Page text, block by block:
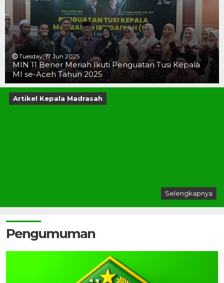
Tuesday, 17 Jun 2025
MIN 11 Bener Meriah Ikuti Penguatan Tusi Kepala
MI se-Aceh Tahun 2025
Artikel Kepala Madrasah
Selengkapnya
Pengumuman
19 JUN 2025
19 JUN 2025
16 JUN 2025